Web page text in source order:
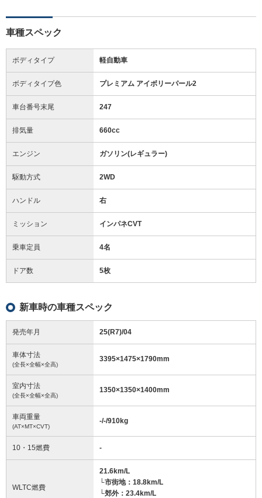
車種スペック
ボディタイプ 軽自動車
ボディタイプ色 プレミアム アイボリーパール2
車台番号末尾 247
排気量 660cc
エンジン ガソリン(レギュラー)
駆動方式 2WD
ハンドル 右
ミッション インパネCVT
乗車定員 4名
ドア数 5枚
新車時の車種スペック
発売年月 25(R7)/04
車体寸法
(全長×全幅×全高)
3395×1475×1790mm
室内寸法
(全長×全幅×全高)
1350×1350×1400mm
車両重量
(AT×MT×CVT)
-/-/910kg
10・15燃費 -
WLTC燃費
21.6km/L
└市街地：18.8km/L
└郊外：23.4km/L